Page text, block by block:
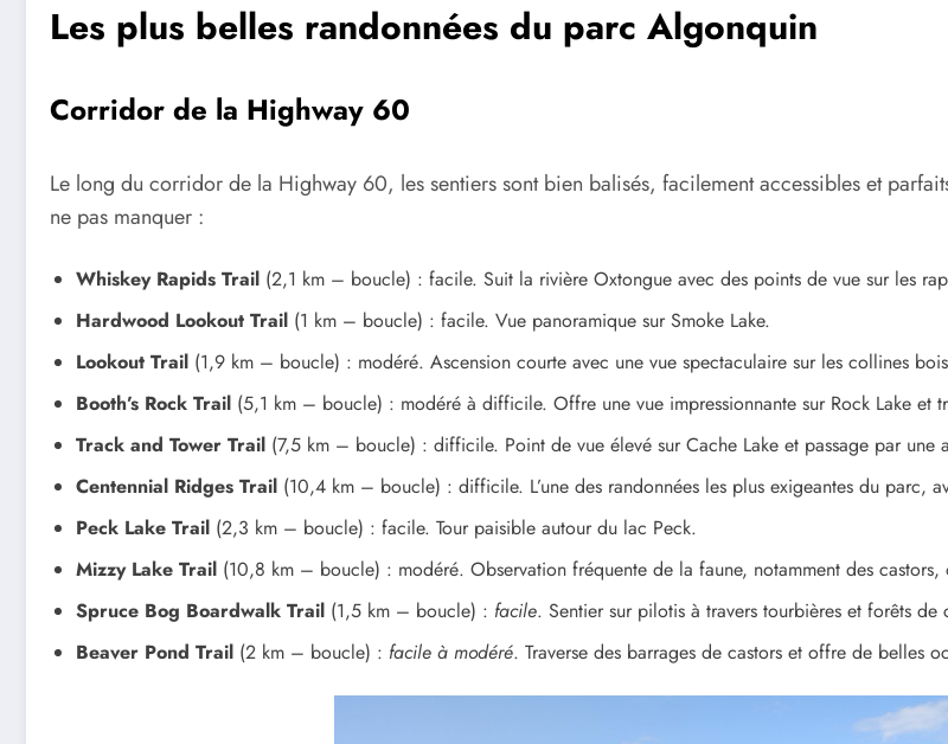
Les plus belles randonnées du parc Algonquin
Corridor de la Highway 60
Le long du corridor de la Highway 60, les sentiers sont bien balisés, facilement accessibles et
ne pas manquer :
Whiskey Rapids Trail (2,1 km – boucle) : facile. Suit la rivière Oxtongue avec des points de vue sur les
Hardwood Lookout Trail (1 km – boucle) : facile. Vue panoramique sur Smoke Lake.
Lookout Trail (1,9 km – boucle) : modéré. Ascension courte avec une vue spectaculaire sur les collines
Booth’s Rock Trail (5,1 km – boucle) : modéré à difficile. Offre une vue impressionnante sur Rock Lake et
Track and Tower Trail (7,5 km – boucle) : difficile. Point de vue élevé sur Cache Lake et passage par une
Centennial Ridges Trail (10,4 km – boucle) : difficile. L’une des randonnées les plus exigeantes du parc,
Peck Lake Trail (2,3 km – boucle) : facile. Tour paisible autour du lac Peck.
Mizzy Lake Trail (10,8 km – boucle) : modéré. Observation fréquente de la faune, notamment des castors,
Spruce Bog Boardwalk Trail (1,5 km – boucle) : facile. Sentier sur pilotis à travers tourbières et forêts
Beaver Pond Trail (2 km – boucle) : facile à modéré. Traverse des barrages de castors et offre de belles